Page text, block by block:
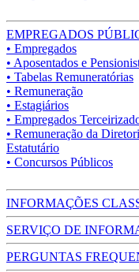
EMPREGADOS
• Empregados
• Aposentados e
• Tabelas Remuneratórias
• Remuneração
• Estagiários
• Empregados
• Remuneração da
Estatutário
• Concursos Públicos
INFORMAÇÕES
SERVIÇO DE
PERGUNTAS